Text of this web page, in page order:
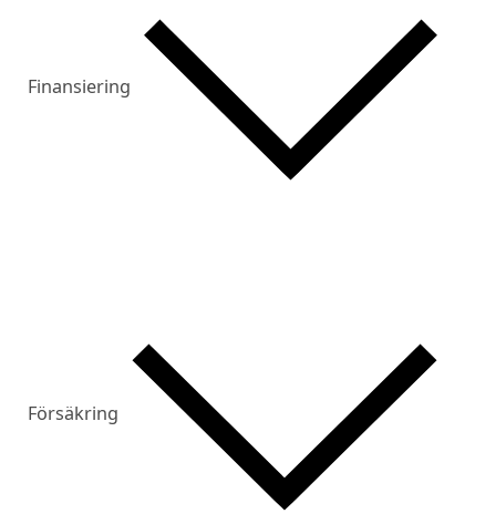
Finansiering
Försäkring